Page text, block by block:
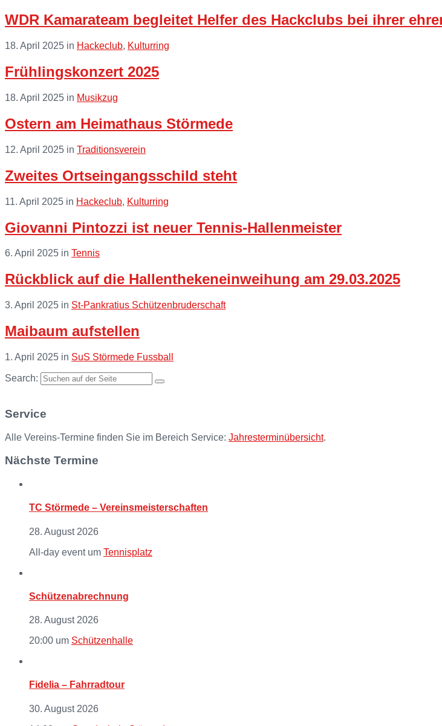
Read
More
WDR Kamarateam begleitet Helfer des Hackclubs bei ihrer
18. April 2025 in Hackeclub, Kulturring
Read
More
Frühlingskonzert 2025
18. April 2025 in Musikzug
Read
More
Ostern am Heimathaus Störmede
12. April 2025 in Traditionsverein
Read
More
Zweites Ortseingangsschild steht
11. April 2025 in Hackeclub, Kulturring
Read
More
Giovanni Pintozzi ist neuer Tennis-Hallenmeister
6. April 2025 in Tennis
Read
More
Rückblick auf die Hallenthekeneinweihung am 29.03.2025
3. April 2025 in St-Pankratius Schützenbruderschaft
Read
More
Maibaum aufstellen
1. April 2025 in SuS Störmede Fussball
Read
Search:
Service
Alle Vereins-Termine finden Sie im Bereich Service: Jahresterminübersicht.
Nächste Termine
TC Störmede – Vereinsmeisterschaften
28. August 2026
All-day event um Tennisplatz
Schützenabrechnung
28. August 2026
20:00 um Schützenhalle
Fidelia – Fahrradtour
30. August 2026